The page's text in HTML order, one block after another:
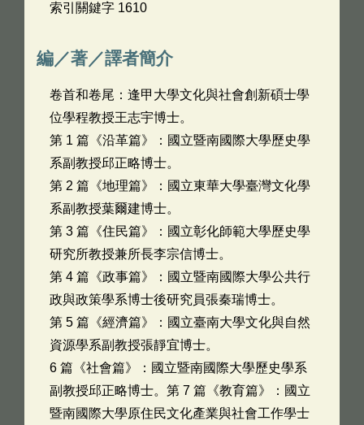
索引關鍵字 1610
編／著／譯者簡介
卷首和卷尾：逢甲大學文化與社會創新碩士學
位學程教授王志宇博士。
第 1 篇《沿革篇》：國立暨南國際大學歷史學
系副教授邱正略博士。
第 2 篇《地理篇》：國立東華大學臺灣文化學
系副教授葉爾建博士。
第 3 篇《住民篇》：國立彰化師範大學歷史學
研究所教授兼所長李宗信博士。
第 4 篇《政事篇》：國立暨南國際大學公共行
政與政策學系博士後研究員張秦瑞博士。
第 5 篇《經濟篇》：國立臺南大學文化與自然
資源學系副教授張靜宜博士。
6 篇《社會篇》：國立暨南國際大學歷史學系
副教授邱正略博士。第 7 篇《教育篇》：國立
暨南國際大學原住民文化產業與社會工作學士